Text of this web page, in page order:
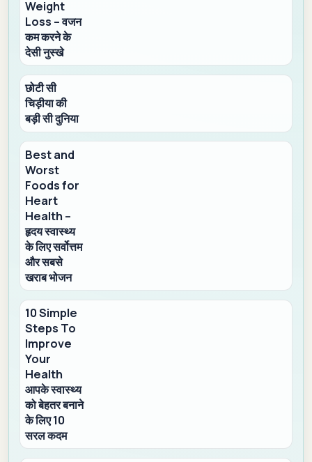
Weight
Loss – वजन
कम करने के
देसी नुस्खे
छोटी सी
चिड़ीया की
बड़ी सी दुनिया
Best and
Worst
Foods for
Heart
Health –
हृदय स्वास्थ्य
के लिए सर्वोत्तम
और सबसे
खराब भोजन
10 Simple
Steps To
Improve
Your
Health
आपके स्वास्थ्य
को बेहतर बनाने
के लिए 10
सरल कदम